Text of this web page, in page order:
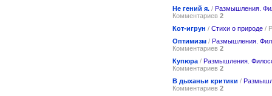
Не гений я. / Размышления.
Комментариев 2
Кот-игрун / Стихи о природе /
Оптимизм / Размышления.
Комментариев 2
Купюра / Размышления.
Комментариев 2
В дыханьи критики /
Комментариев 2